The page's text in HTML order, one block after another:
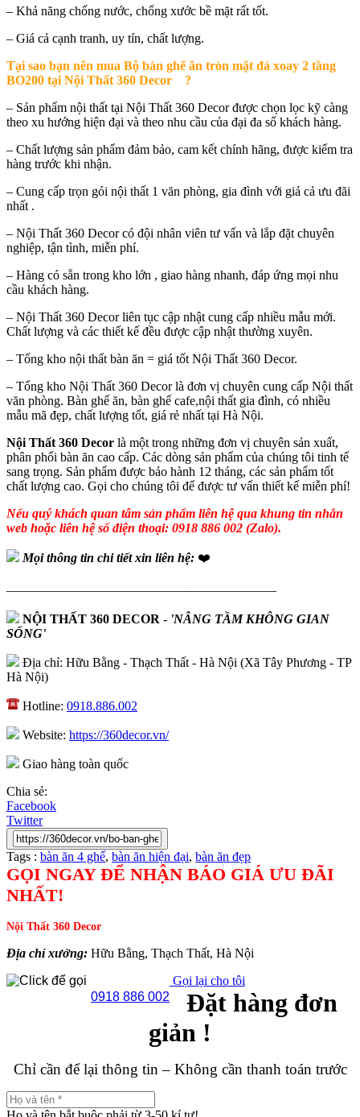
– Khả năng chống nước, chống xước bề mặt rất tốt.
– Giá cả cạnh tranh, uy tín, chất lượng.
Tại sao bạn nên mua Bộ bàn ghế ăn tròn mặt đá xoay 2 tầng
BO200 tại Nội Thất 360 Decor ?
– Sản phẩm nội thất tại Nội Thất 360 Decor được chọn lọc kỹ càng
theo xu hướng hiện đại và theo nhu cầu của đại đa số khách hàng.
– Chất lượng sản phẩm đảm bảo, cam kết chính hãng, được kiểm tra
hàng trước khi nhận.
– Cung cấp trọn gói nội thất 1 văn phòng, gia đình với giá cả ưu đãi
nhất .
– Nội Thất 360 Decor có đội nhân viên tư vấn và lắp đặt chuyên
nghiệp, tận tình, miễn phí.
– Hàng có sẵn trong kho lớn , giao hàng nhanh, đáp ứng mọi nhu
cầu khách hàng.
– Nội Thất 360 Decor liên tục cập nhật cung cấp nhiều mẫu mới.
Chất lượng và các thiết kế đều được cập nhật thường xuyên.
– Tổng kho nội thất bàn ăn = giá tốt Nội Thất 360 Decor.
– Tổng kho Nội Thất 360 Decor là đơn vị chuyên cung cấp Nội thất
văn phòng. Bàn ghế ăn, bàn ghế cafe,nội thất gia đình, có nhiều
mẫu mã đẹp, chất lượng tốt, giá rẻ nhất tại Hà Nội.
Nội Thất 360 Decor là một trong những đơn vị chuyên sản xuất,
phân phối bàn ăn cao cấp. Các dòng sản phẩm của chúng tôi tinh tế
sang trọng. Sản phẩm được bảo hành 12 tháng, các sản phẩm tốt
chất lượng cao. Gọi cho chúng tôi để được tư vấn thiết kế miễn phí!
Nếu quý khách quan tâm sản phẩm liên hệ qua khung tin nhắn
web hoặc liên hệ số điện thoại: 0918 886 002 (Zalo).
Mọi thông tin chi tiết xin liên hệ: ❤️
—————————————————————
NỘI THẤT 360 DECOR - 'NÂNG TẦM KHÔNG GIAN
SỐNG'
Địa chỉ: Hữu Bằng - Thạch Thất - Hà Nội (Xã Tây Phương - TP
Hà Nội)
Hotline: 0918.886.002
Website: https://360decor.vn/
Giao hàng toàn quốc
Chia sẻ:
Facebook
Twitter
Tags : bàn ăn 4 ghế, bàn ăn hiện đại, bàn ăn đẹp
GỌI NGAY ĐỂ NHẬN BÁO GIÁ ƯU ĐÃI
NHẤT!
Nội Thất 360 Decor
Địa chỉ xưởng: Hữu Bằng, Thạch Thất, Hà Nội
0918 886 002
Gọi lại cho tôi
Đặt hàng đơn
giản !
Chỉ cần để lại thông tin – Không cần thanh toán trước